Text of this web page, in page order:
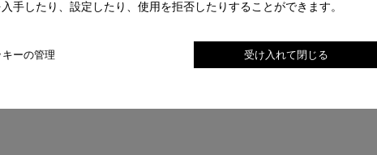
手したり、設定したり、使用を拒否したりすることができます。
キーの管理 受け入れて閉じる